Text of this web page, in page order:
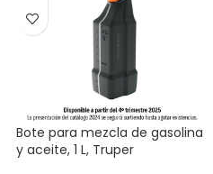
Bote para mezcla de gasolina
y aceite, 1 L, Truper